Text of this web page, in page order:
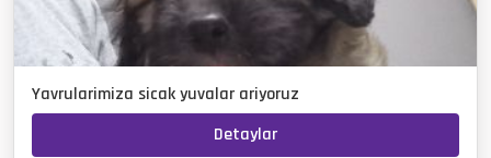
Yavrularimiza sicak yuvalar ariyoruz
Detaylar